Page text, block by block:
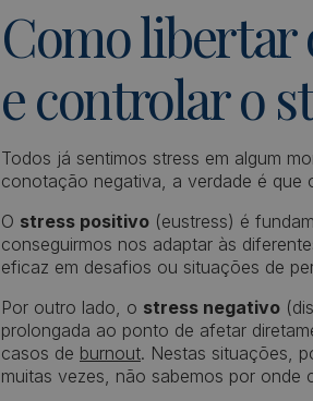
Como libertar
e controlar o
Todos já sentimos stress em algum
conotação negativa, a verdade é que
O stress positivo (eustress) é
conseguirmos nos adaptar às
eficaz em desafios ou situações de
Por outro lado, o stress negativo
prolongada ao ponto de afetar
casos de burnout. Nestas situações,
muitas vezes, não sabemos por onde